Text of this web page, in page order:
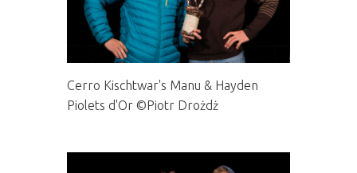
Cerro Kischtwar's Manu & Hayden
Piolets d'Or ©Piotr Drożdż